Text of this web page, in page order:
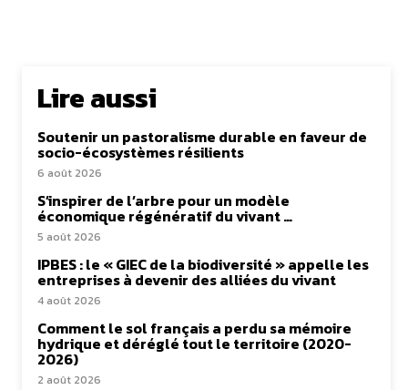
Lire aussi
Soutenir un pastoralisme durable en faveur de
socio-écosystèmes résilients
6 août 2026
S’inspirer de l’arbre pour un modèle
économique régénératif du vivant …
5 août 2026
IPBES : le « GIEC de la biodiversité » appelle les
entreprises à devenir des alliées du vivant
4 août 2026
Comment le sol français a perdu sa mémoire
hydrique et déréglé tout le territoire (2020-
2026)
2 août 2026